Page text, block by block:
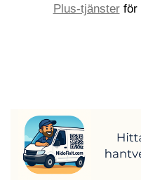
Plus-tjänsterför